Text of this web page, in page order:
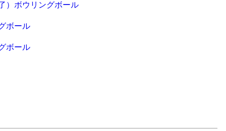
）ボウリングボール
ボール
ボール